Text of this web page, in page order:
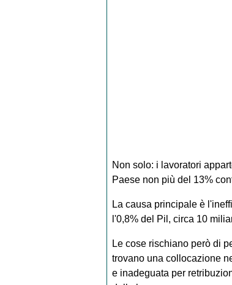
Non solo: i lavoratori
Paese non più del 13%
La causa principale è
l'0,8% del Pil, circa 10
Le cose rischiano però di
trovano una collocazione
e inadeguata per